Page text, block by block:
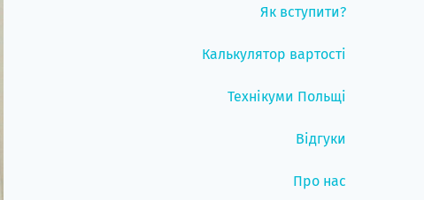
Як вступити?
Калькулятор вартості
Технікуми Польщі
Відгуки
Про нас